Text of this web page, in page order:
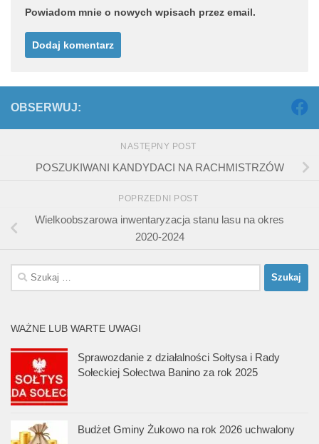
Powiadom mnie o nowych wpisach przez email.
OBSERWUJ:
NASTĘPNY POST
POSZUKIWANI KANDYDACI NA RACHMISTRZÓW
POPRZEDNI POST
Wielkoobszarowa inwentaryzacja stanu lasu na okres
2020-2024
Szukaj:
WAŻNE LUB WARTE UWAGI
Sprawozdanie z działalności Sołtysa i Rady
Sołeckiej Sołectwa Banino za rok 2025
Budżet Gminy Żukowo na rok 2026 uchwalony